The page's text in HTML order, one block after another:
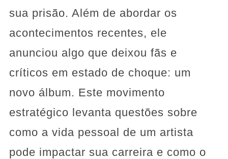
sua prisão. Além de abordar os
acontecimentos recentes, ele
anunciou algo que deixou fãs e
críticos em estado de choque: um
novo álbum. Este movimento
estratégico levanta questões sobre
como a vida pessoal de um artista
pode impactar sua carreira e como o